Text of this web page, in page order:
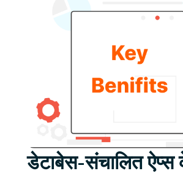
डेटाबेस-संचालित ऐप्स